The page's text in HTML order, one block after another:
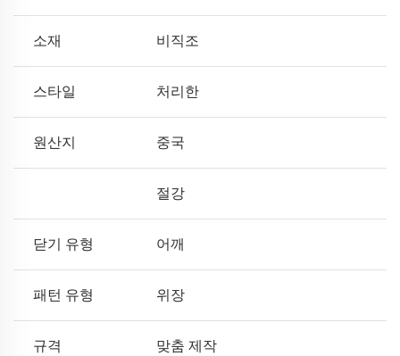
소재 비직조
스타일 처리한
원산지 중국
절강
닫기 유형 어깨
패턴 유형 위장
규격 맞춤 제작